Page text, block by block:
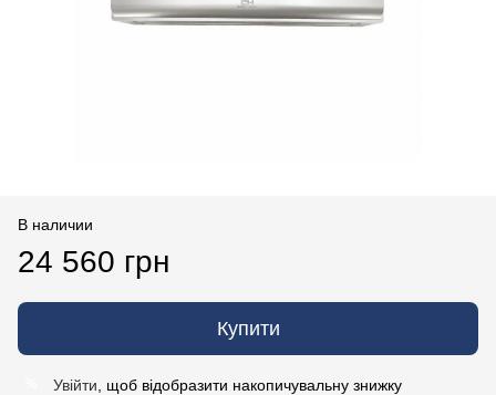
В наличии
24 560 грн
Купити
Увійти , щоб відобразити накопичувальну знижку